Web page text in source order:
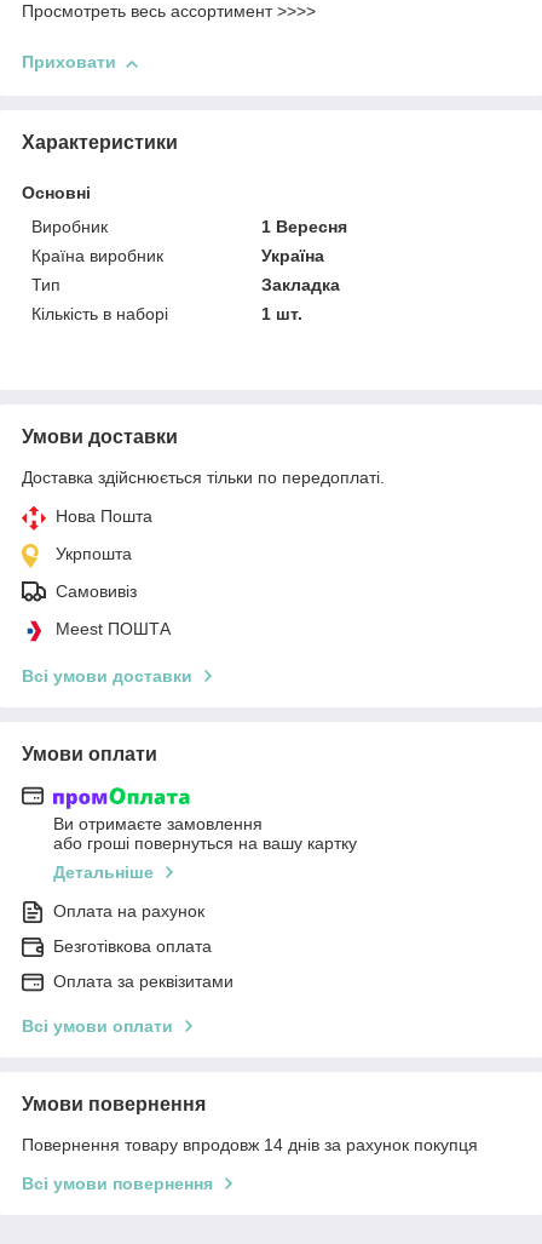
Просмотреть весь ассортимент >>>>
Приховати
Характеристики
Основні
Виробник
1 Вересня
Країна виробник
Україна
Тип
Закладка
Кількість в наборі
1 шт.
Умови доставки
Доставка здійснюється тільки по передоплаті.
Нова Пошта
Укрпошта
Самовивіз
Meest ПОШТА
Всі умови доставки
Умови оплати
Ви отримаєте замовлення
або гроші повернуться на вашу картку
Детальніше
Оплата на рахунок
Безготівкова оплата
Оплата за реквізитами
Всі умови оплати
Умови повернення
Повернення товару впродовж 14 днів за рахунок покупця
Всі умови повернення